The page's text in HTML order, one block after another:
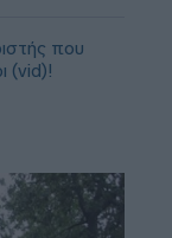
που
(vid)!